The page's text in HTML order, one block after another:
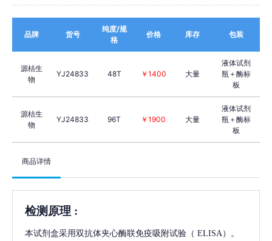
品牌 货号
纯度/规
格
价格 库存 包装
源桔生
物
YJ24833 48T ￥1400 大量
液体试剂
瓶＋酶标
板
源桔生
物
YJ24833 96T ￥1900 大量
液体试剂
瓶＋酶标
板
商品详情
检测原理 :
本试剂盒采用双抗体夹心酶联免疫吸附试验（ ELISA）。